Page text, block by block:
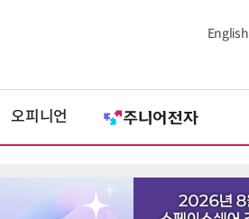
English
오피니언